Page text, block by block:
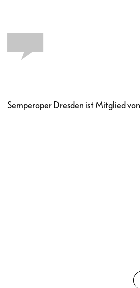
Semperoper Dresden ist Mitglied von